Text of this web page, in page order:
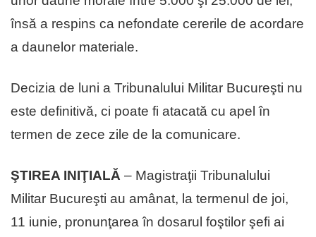
însă a respins ca nefondate cererile de acordare
a daunelor materiale.
Decizia de luni a Tribunalului Militar Bucureşti nu
este definitivă, ci poate fi atacată cu apel în
termen de zece zile de la comunicare.
ŞTIREA INIŢIALĂ – Magistraţii Tribunalului
Militar Bucureşti au amânat, la termenul de joi,
11 iunie, pronunţarea în dosarul foştilor şefi ai